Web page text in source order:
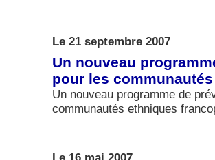
Le 21 septembre 2007
Un nouveau
pour les
Un nouveau programme de
communautés ethniques
Le 16 mai 2007